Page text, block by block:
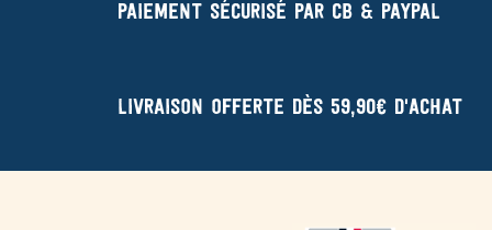
Paiement sécurisé par CB & Paypal
Livraison offerte dès 59,90€ d'achat